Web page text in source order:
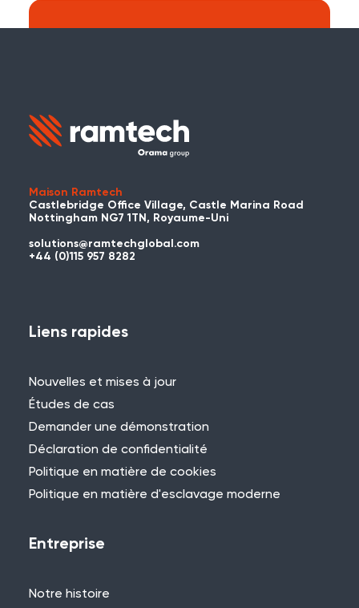
Avez-vous déjà utilisé WES ou
vous souhaitez partager votre
pourriez être présenté ici !
Besoin d'aide ?
Maison Ramtech
Castlebridge Office Village, Castle Marina Road
Nottingham NG7 1TN, Royaume-Uni
solutions@ramtechglobal.com
+44 (0)115 957 8282
Liens rapides
Nouvelles et mises à jour
Études de cas
Demander une démonstration
Déclaration de confidentialité
Politique en matière de cookies
Politique en matière d'esclavage moderne
Entreprise
Notre histoire